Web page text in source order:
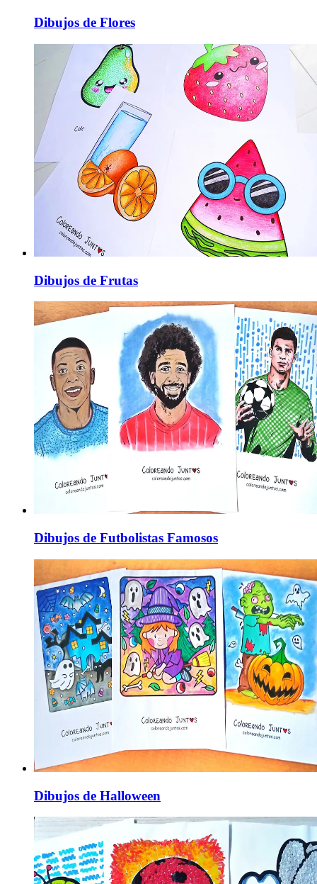
Dibujos de Flores
Dibujos de Frutas
Dibujos de Futbolistas Famosos
Dibujos de Halloween